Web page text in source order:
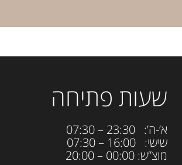
שעות פתיחה
א’-ה’: 23:30 – 07:30
שישי: 16:00 – 07:30
מוצ”ש: 00:00 – 20:00